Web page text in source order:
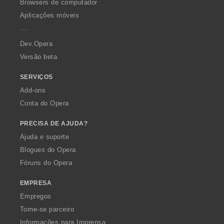
p
a
Browsers de computador
Aplicações móveis
Dev.Opera
Versão beta
SERVIÇOS
Add-ons
Conta do Opera
PRECISA DE AJUDA?
Ajuda e suporte
Blogues do Opera
Fóruns do Opera
EMPRESA
Empregos
Torne-se parceiro
Informações para Imprensa